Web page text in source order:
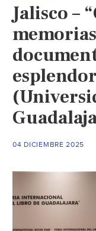
Jalisco –
04 DICIEMBRE 2025